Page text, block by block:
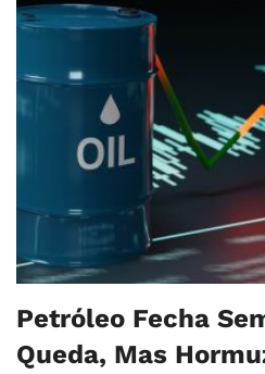
Petróleo Fecha
Queda, Mas